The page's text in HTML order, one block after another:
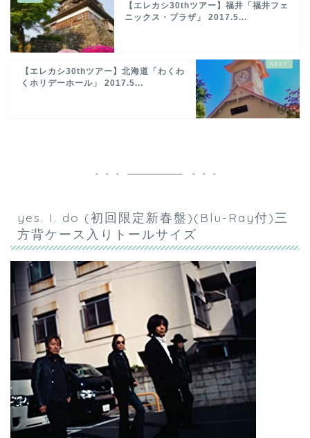
【エレカシ30thツアー】福井「福井フェ
ニックス・プラザ」 2017.5...
【エレカシ30thツアー】北海道「わくわ
くホリデーホール」 2017.5...
yes. I. do (初回限定新春盤)(Blu-Ray付)三
方背ケース入りトールサイズ